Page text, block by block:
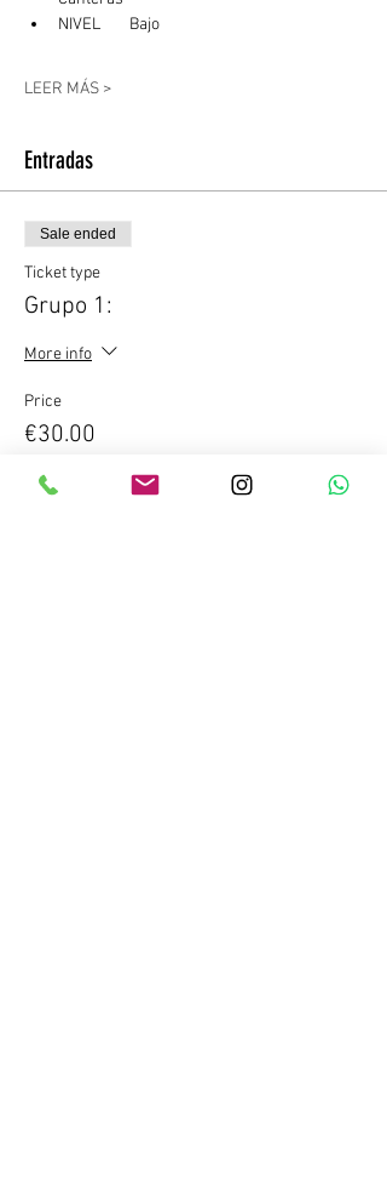
NIVEL        Bajo
LEER MÁS >
Entradas
Sale ended
Ticket type
Grupo 1:
More info
Price
€30.00